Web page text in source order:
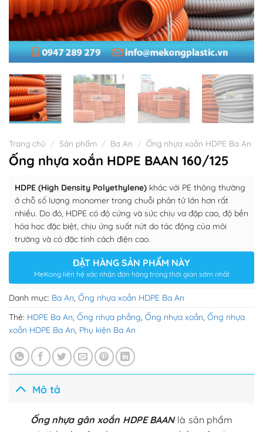
Trang chủ / Sản phẩm / Ba An / Ống nhựa xoắn HDPE Ba An
Ống nhựa xoắn HDPE BAAN 160/125
HDPE (High Density Polyethylene) khác với PE thông thường
ở chỗ số lượng monomer trong chuỗi phân tử lớn hơn rất
nhiều. Do đó, HDPE có độ cứng và sức chịu va đập cao, độ bền
hóa học đặc biệt, chịu ứng suất nứt do tác động của môi
trường và có đặc tính cách điện cao.
ĐẶT HÀNG SẢN PHẨM NÀY
MeKong liên hệ xác nhận đơn hàng trong thời gian sớm nhất
Danh mục: Ba An, Ống nhựa xoắn HDPE Ba An
Thẻ: HDPE Ba An, Ống nhựa phẳng, Ống nhựa xoắn, Ống nhựa
xoắn HDPE Ba An, Phụ kiện Ba An
Mô tả
Ống nhựa gân xoắn HDPE BAANlà sản phẩm